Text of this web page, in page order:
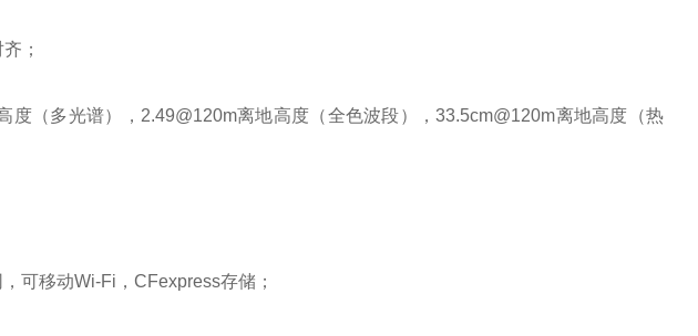
；
度（多光谱），2.49@120m离地高度（全色波段），33.5cm@120m离地高度（热
可移动Wi-Fi，CFexpress存储；